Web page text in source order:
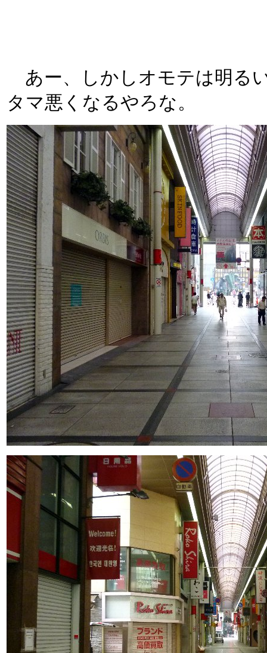
あー、しかしオモテは明る
タマ悪くなるやろな。